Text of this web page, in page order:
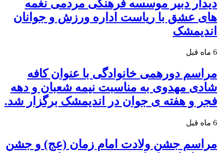
دیدار دبیر موسسه فرهنگی مردمی نغمه
های عشق با ریاست اداره ورزش و جوانان
اندیمشک
6 ماه قبل
مراسم دورهمی خانوادگی با عنوان کافه
شادی مهدوی به مناسبت نیمه شعبان و دهه
فجر و هفته ی جوان در اندیمشک برگزار شد.
6 ماه قبل
مراسم جشن ولادت امام زمان (عج) و جشن